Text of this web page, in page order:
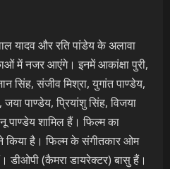
यादव और रति पांडेय के अलावा
में नजर आएंगे। इनमें आकांक्षा पुरी,
सिंह, संजीव मिश्रा, युगांत पाण्डेय,
जया पाण्डेय, प्रियांशु सिंह, विजया
पाण्डेय शामिल हैं। फिल्म का
किया है। फिल्म के संगीतकार ओम
डीओपी (कैमरा डायरेक्टर) बासु हैं।